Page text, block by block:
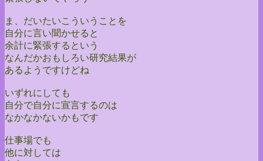
ま、だいたいこういうことを
自分に言い聞かせると
余計に緊張するという
なんだかおもしろい研究結果が
あるようですけどね
いずれにしても
自分で自分に宣言するのは
なかなかないかもです
仕事場でも
他に対しては